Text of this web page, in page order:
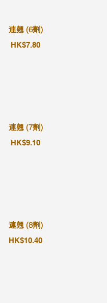
連翹 (6劑)
HK$7.80
連翹 (7劑)
HK$9.10
連翹 (8劑)
HK$10.40